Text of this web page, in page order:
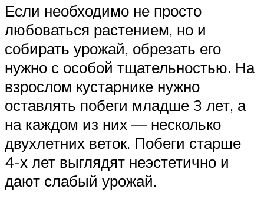
Если необходимо не просто
любоваться растением, но и
собирать урожай, обрезать его
нужно с особой тщательностью. На
взрослом кустарнике нужно
оставлять побеги младше 3 лет, а
на каждом из них — несколько
двухлетних веток. Побеги старше
4-х лет выглядят неэстетично и
дают слабый урожай.